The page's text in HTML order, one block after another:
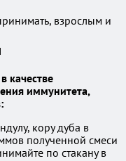
взрослым и
качестве
иммунитета,
кору дуба в
полученной смеси
по стакану в